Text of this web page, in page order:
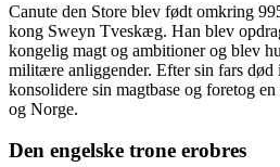
Canute den Store blev født omkring
kong Sweyn Tveskæg. Han blev
kongelig magt og ambitioner og blev
militære anliggender. Efter sin fars død
konsolidere sin magtbase og foretog
og Norge.
Den engelske trone erobres